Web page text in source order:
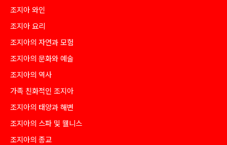
조지아 와인
조지아 요리
조지아의 자연과 모험
조지아의 문화와 예술
조지아의 역사
가족 친화적인 조지아
조지아의 태양과 해변
조지아의 스파 및 웰니스
조지아의 종교